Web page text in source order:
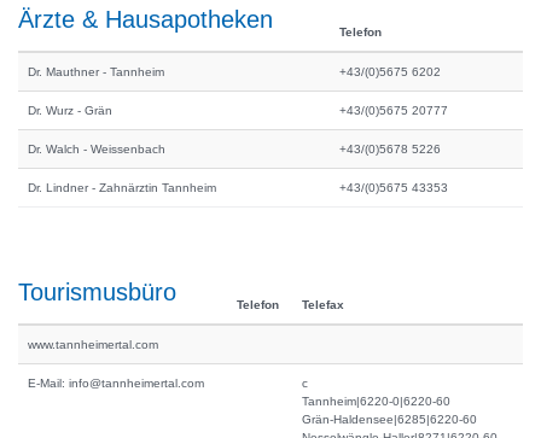
Ärzte & Hausapotheken Telefon
Dr. Mauthner - Tannheim +43/(0)5675 6202
Dr. Wurz - Grän +43/(0)5675 20777
Dr. Walch - Weissenbach +43/(0)5678 5226
Dr. Lindner - Zahnärztin Tannheim +43/(0)5675 43353
Tourismusbüro Telefon Telefax
www.tannheimertal.com
E-Mail: info@tannheimertal.com
c
Tannheim|6220-0|6220-60
Grän-Haldensee|6285|6220-60